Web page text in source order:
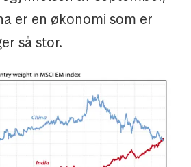
er en økonomi som er
så stor.